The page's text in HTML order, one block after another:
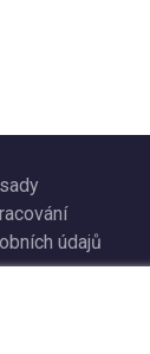
údajů